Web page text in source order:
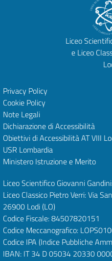
Liceo
e Liceo
Privacy Policy
Cookie Policy
Note Legali
Dichiarazione di Accessibilità
Obiettivi di AccessibilitàAT VIII
USR Lombardia
Ministero Istruzione e Merito
Liceo Scientifico Giovanni
Liceo Classico Pietro Verri: Via
26900 Lodi(LO)
Codice Fiscale: 84507820151
Codice Meccanografico:
Codice IPA (Indice Pubbliche
IBAN: IT 34 D 05034 20330